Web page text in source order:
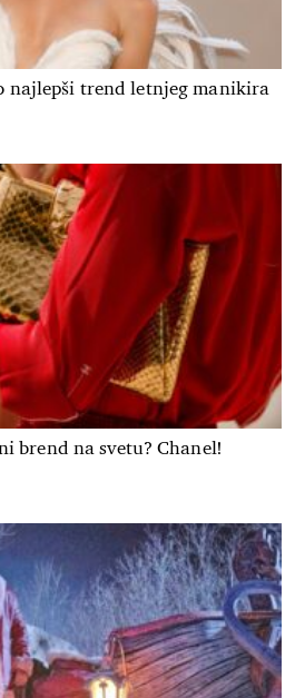
najlepši trend letnjeg manikira
brend na svetu? Chanel!